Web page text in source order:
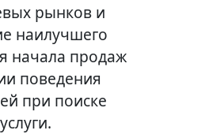
рынков и
наилучшего
начала продаж
поведения
при поиске